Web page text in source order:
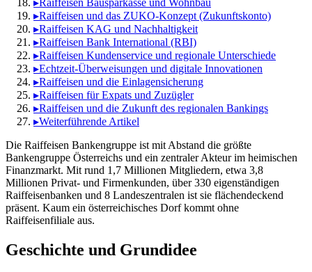
▸Raiffeisen und das ZUKO-Konzept (Zukunftskonto)
▸Raiffeisen KAG und Nachhaltigkeit
▸Raiffeisen Bank International (RBI)
▸Raiffeisen Kundenservice und regionale Unterschiede
▸Echtzeit-Überweisungen und digitale Innovationen
▸Raiffeisen und die Einlagensicherung
▸Raiffeisen für Expats und Zuzügler
▸Raiffeisen und die Zukunft des regionalen Bankings
▸Weiterführende Artikel
Die Raiffeisen Bankengruppe ist mit Abstand die größte
Bankengruppe Österreichs und ein zentraler Akteur im heimischen
Finanzmarkt. Mit rund 1,7 Millionen Mitgliedern, etwa 3,8
Millionen Privat- und Firmenkunden, über 330 eigenständigen
Raiffeisenbanken und 8 Landeszentralen ist sie flächendeckend
präsent. Kaum ein österreichisches Dorf kommt ohne
Raiffeisenfiliale aus.
Geschichte und Grundidee